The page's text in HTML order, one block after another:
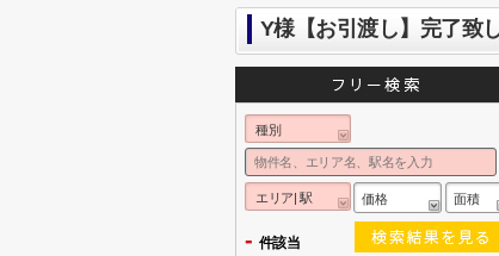
Y様【お引渡し】完了致
種別
エリア| 駅 価格 面積
- 件該当